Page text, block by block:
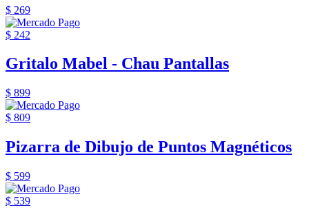
$ 269
$ 242
Gritalo Mabel - Chau Pantallas
$ 899
$ 809
Pizarra de Dibujo de Puntos Magnéticos
$ 599
$ 539